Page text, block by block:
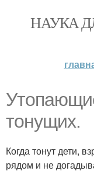
НАУКА
тонущих.
Когда тонут дети,
рядом и не